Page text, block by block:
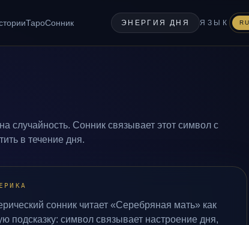
ТароСонник ЭНЕРГИЯ ДНЯ ЯЗЫК RU
случайность. Сонник связывает этот символ с
в течение дня.
сонник читает «Серебряная мать» как
подсказку: символ связывает настроение дня,